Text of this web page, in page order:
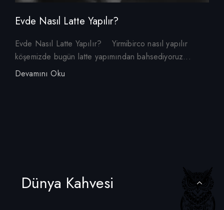
Evde Nasıl Latte Yapılır?
Evde Nasıl Latte Yapılır? Yirmibirco nasıl yapılır
köşemizde bugün latte yapımından bahsediyoruz...
Devamını Oku
Dünya Kahvesi